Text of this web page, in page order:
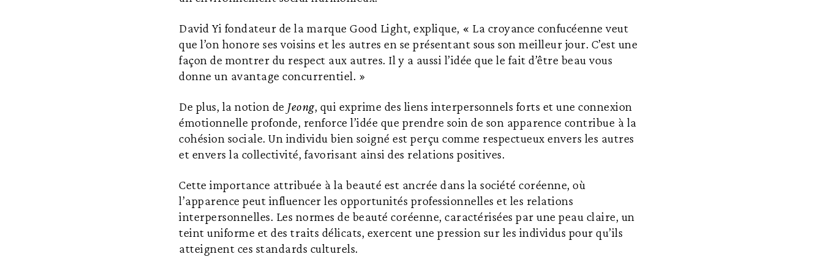
David Yi fondateur de la marque Good Light, explique, « La croyance confucéenne veut
que l’on honore ses voisins et les autres en se présentant sous son meilleur jour. C’est une
façon de montrer du respect aux autres. Il y a aussi l’idée que le fait d’être beau vous
donne un avantage concurrentiel. »
De plus, la notion de Jeong, qui exprime des liens interpersonnels forts et une connexion
émotionnelle profonde, renforce l’idée que prendre soin de son apparence contribue à la
cohésion sociale. Un individu bien soigné est perçu comme respectueux envers les autres
et envers la collectivité, favorisant ainsi des relations positives.
Cette importance attribuée à la beauté est ancrée dans la société coréenne, où
l’apparence peut influencer les opportunités professionnelles et les relations
interpersonnelles. Les normes de beauté coréenne, caractérisées par une peau claire, un
teint uniforme et des traits délicats, exercent une pression sur les individus pour qu’ils
atteignent ces standards culturels.